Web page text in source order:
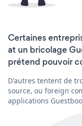
Certaines
at un bricolage
prétend pouvoir
D'autres tentent de
source, ou foreign
applications